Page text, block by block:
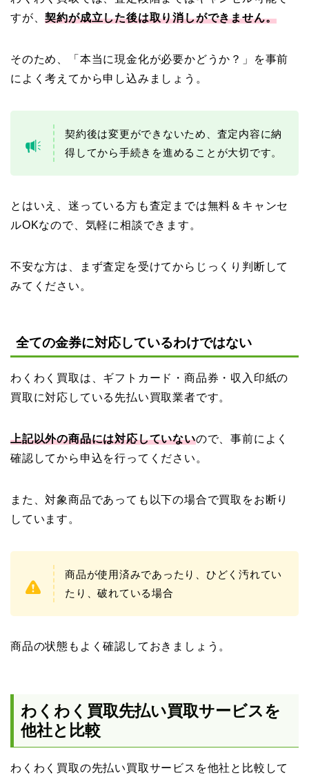
すが、契約が成立した後は取り消しができません。
そのため、「本当に現金化が必要かどうか？」を事前
によく考えてから申し込みましょう。
契約後は変更ができないため、査定内容に納
得してから手続きを進めることが大切です。
とはいえ、迷っている方も査定までは無料＆キャンセ
ルOKなので、気軽に相談できます。
不安な方は、まず査定を受けてからじっくり判断して
みてください。
全ての金券に対応しているわけではない
わくわく買取は、ギフトカード・商品券・収入印紙の
買取に対応している先払い買取業者です。
上記以外の商品には対応していないので、事前によく
確認してから申込を行ってください。
また、対象商品であっても以下の場合で買取をお断り
しています。
商品が使用済みであったり、ひどく汚れてい
たり、破れている場合
商品の状態もよく確認しておきましょう。
わくわく買取先払い買取サービスを
他社と比較
わくわく買取の先払い買取サービスを他社と比較して